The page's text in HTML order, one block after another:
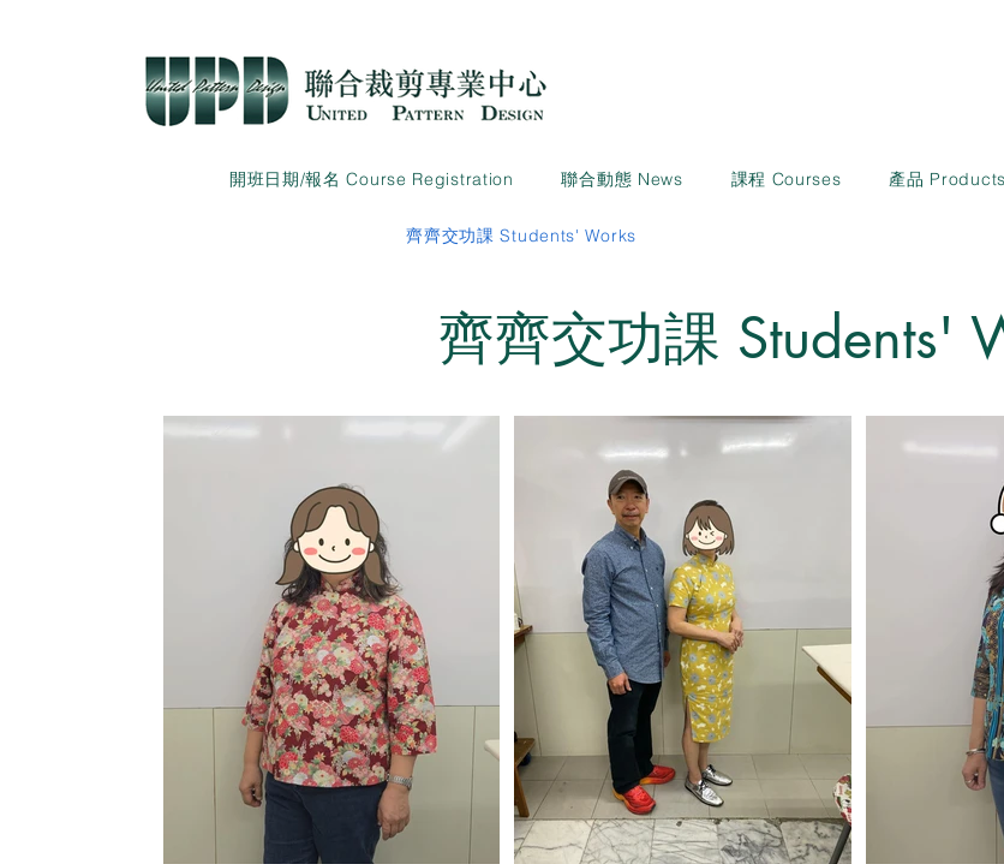
開班日期/報名 Course Registration 聯合動態 News 課程 Courses 產品 Products
齊齊交功課 Students' Works
齊齊交功課 Students'